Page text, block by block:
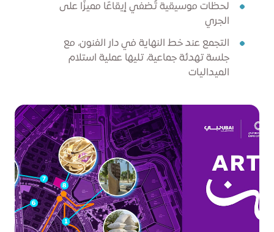
لحظات موسيقية تُضفي إيقاعًا مميزًا على
الجري
التجمع عند خط النهاية في دار الفنون، مع
جلسة تهدئة جماعية، تليها عملية استلام
الميداليات